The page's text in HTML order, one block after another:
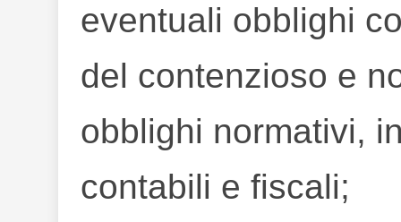
eventuali obblighi
del contenzioso e
obblighi normativi,
contabili e fiscali;